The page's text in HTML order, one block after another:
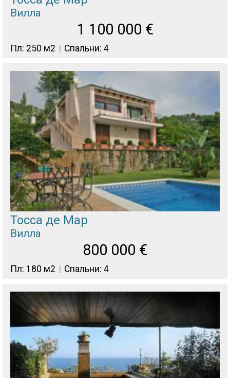
Вилла
1 100 000 €
Пл: 250 м2 Спальни: 4
Тосса де Мар
Вилла
800 000 €
Пл: 180 м2 Спальни: 4